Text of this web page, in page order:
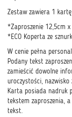
Zestaw zawiera 1
*Zaproszenie 12,5cm x
*ECO Koperta ze
W cenie pełna
Podany tekst
zamieścić dowolne
uroczystości,
Karta posiada nadruk
tekstem zaproszenia,
tekst.